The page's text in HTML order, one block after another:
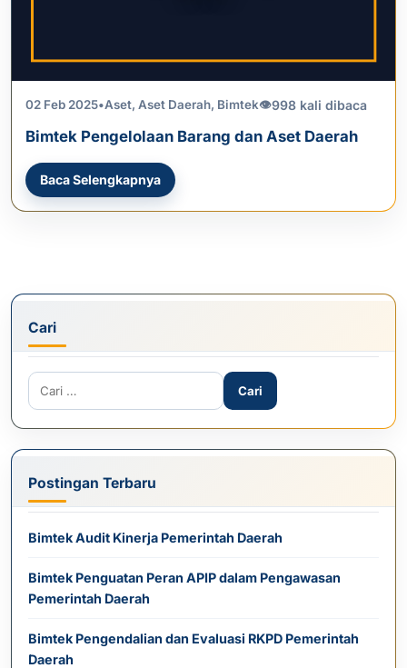
02 Feb 2025•Aset, Aset Daerah, Bimtek👁998 kali dibaca
Bimtek Pengelolaan Barang dan Aset Daerah
Baca Selengkapnya
Cari
Cari untuk:
Postingan Terbaru
Bimtek Audit Kinerja Pemerintah Daerah
Bimtek Penguatan Peran APIP dalam Pengawasan
Pemerintah Daerah
Bimtek Pengendalian dan Evaluasi RKPD Pemerintah
Daerah